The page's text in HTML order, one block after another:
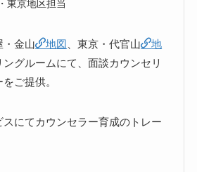
東京地区担当
・金山 地図 、東京・代官山
地
グルームにて、面談カウンセリ
ご提供。
にてカウンセラー育成のトレー